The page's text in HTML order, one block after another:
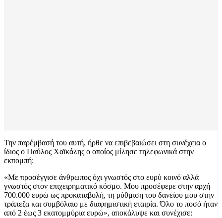
Την παρέμβασή του αυτή, ήρθε να επιβεβαιώσει στη συνέχεια ο
ίδιος ο Παύλος Χαϊκάλης ο οποίος μίλησε τηλεφωνικά στην
εκπομπή:
«Με προσέγγισε άνθρωπος όχι γνωστός στο ευρύ κοινό αλλά
γνωστός στον επιχειρηματικό κόσμο. Μου προσέφερε στην αρχή
700.000 ευρώ ως προκαταβολή, τη ρύθμιση του δανείου μου στην
τράπεζα και συμβόλαιο με διαφημιστική εταιρία. Όλο το ποσό ήταν
από 2 έως 3 εκατομμύρια ευρώ», αποκάλυψε και συνέχισε: